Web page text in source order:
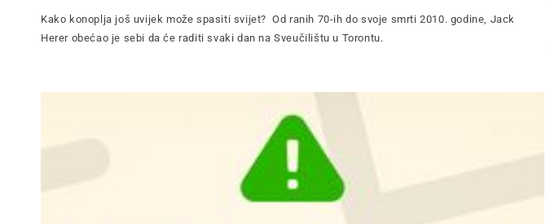
Kako konoplja još uvijek može spasiti svijet? Od ranih 70-ih do svoje smrti 2010. godine, Jack
Herer obećao je sebi da će raditi svaki dan na Sveučilištu u Torontu.